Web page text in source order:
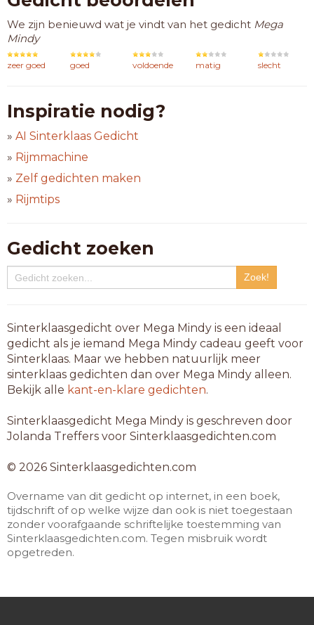
We zijn benieuwd wat je vindt van het gedicht Mega
Mindy
zeer goed goed voldoende matig slecht
Inspiratie nodig?
» AI Sinterklaas Gedicht
» Rijmmachine
» Zelf gedichten maken
» Rijmtips
Gedicht zoeken
Sinterklaasgedicht over Mega Mindy is een ideaal
gedicht als je iemand Mega Mindy cadeau geeft voor
Sinterklaas. Maar we hebben natuurlijk meer
sinterklaas gedichten dan over Mega Mindy alleen.
Bekijk alle kant-en-klare gedichten.
Sinterklaasgedicht Mega Mindy is geschreven door
Jolanda Treffers voor Sinterklaasgedichten.com
© 2026 Sinterklaasgedichten.com
Overname van dit gedicht op internet, in een boek,
tijdschrift of op welke wijze dan ook is niet toegestaan
zonder voorafgaande schriftelijke toestemming van
Sinterklaasgedichten.com. Tegen misbruik wordt
opgetreden.